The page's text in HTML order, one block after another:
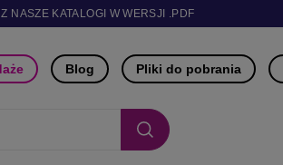
NASZE KATALOGI W WERSJI .PDF
Blog Pliki do pobrania